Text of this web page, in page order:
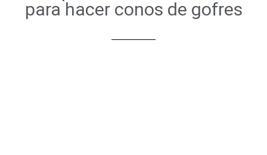
para hacer conos de gofres